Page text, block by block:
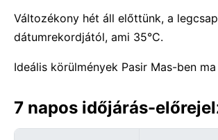
Változékony hét áll előttünk, a
dátumrekordjától, ami 35°C.
Ideális körülmények Pasir Mas-ben
7 napos időjárás-